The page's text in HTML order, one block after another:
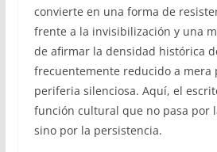
convierte en una forma de
frente a la invisibilización y una
de afirmar la densidad histórica
frecuentemente reducido a mera
periferia silenciosa. Aquí, el
función cultural que no pasa por
sino por la persistencia.